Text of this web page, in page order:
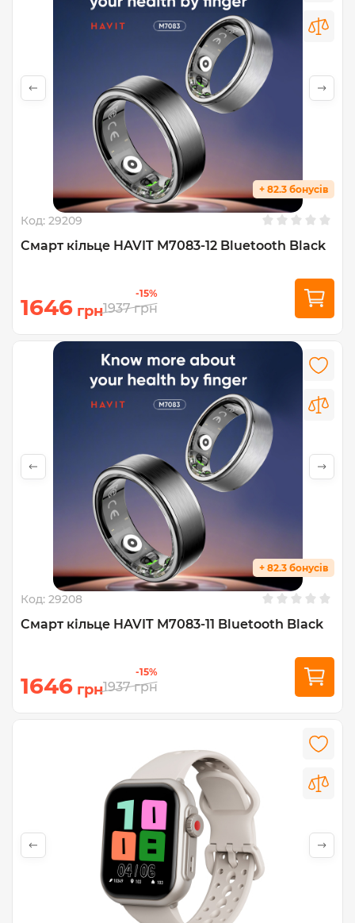
+ 82.3 бонусів
Код: 29209
Cмарт кільце HAVIT M7083-12 Bluetooth Black
1646 грн
-15%
1937 грн
+ 82.3 бонусів
Код: 29208
Cмарт кільце HAVIT M7083-11 Bluetooth Black
1646 грн
-15%
1937 грн